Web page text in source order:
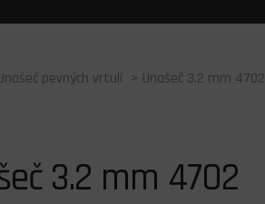
pevných vrtulí > Unašeč 3.2 mm 4702
3.2 mm 4702